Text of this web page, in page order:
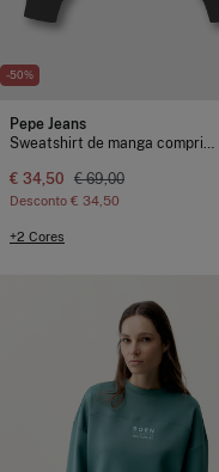
-50%
Pepe Jeans
€ 34,50 € 69,00
Desconto € 34,50
+2 Cores